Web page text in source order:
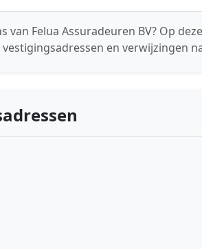
van Felua Assuradeuren BV? Op
en verwijzingen